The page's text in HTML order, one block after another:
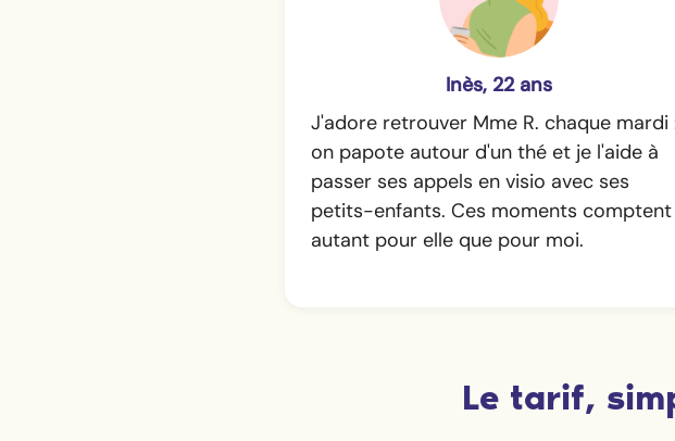
Inès, 22 ans
J'adore retrouver Mme R. chaque mardi
on papote autour d'un thé et je l'aide à
passer ses appels en visio avec ses
petits-enfants. Ces moments comptent
autant pour elle que pour moi.
Le tarif,